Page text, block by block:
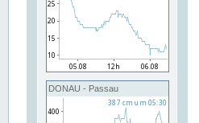
DONAU - Passau